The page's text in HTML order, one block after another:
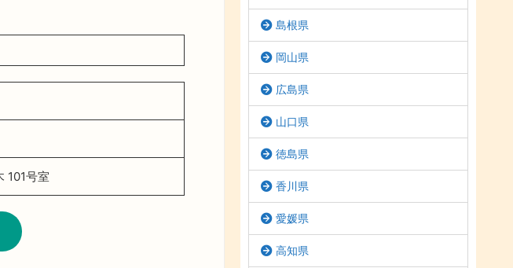
101号室
島根県
岡山県
広島県
山口県
徳島県
香川県
愛媛県
高知県